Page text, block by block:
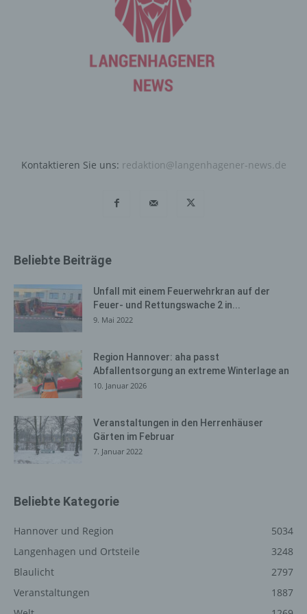
Kontaktieren Sie uns: redaktion@langenhagener-news.de
Beliebte Beiträge
Unfall mit einem Feuerwehrkran auf der
Feuer- und Rettungswache 2 in...
9. Mai 2022
Region Hannover: aha passt
Abfallentsorgung an extreme Winterlage an
10. Januar 2026
Veranstaltungen in den Herrenhäuser
Gärten im Februar
7. Januar 2022
Beliebte Kategorie
Hannover und Region
5034
Langenhagen und Ortsteile
3248
Blaulicht
2797
Veranstaltungen
1887
Benutzers optimiert werden. Cookies ermöglichen uns,
wie bereits erwähnt, die Benutzer unserer Internetseite
wiederzuerkennen. Zweck dieser Wiedererkennung ist
es, den Nutzern die Verwendung unserer Internetseite
zu erleichtern. Der Benutzer einer Internetseite, die
Cookies verwendet, muss beispielsweise nicht bei jedem
eines Warenkorbes im Online-Shop. Der Online-Shop
Internetbrowsers verhindern und damit der Setzung von
bereits gesetzte Cookies jederzeit über einen
Internetbrowser oder andere Softwareprogramme
gelöscht werden. Dies ist in allen gängigen
Internetbrowsern möglich. Deaktiviert die betroffene
Person die Setzung von Cookies in dem genutzten
Internetbrowser, sind unter Umständen nicht alle
Funktionen unserer Internetseite vollumfänglich nutzbar.
Erfassung von allgemeinen Daten
und Informationen
Die Internetseite erfasst mit jedem Aufruf der
Internetseite durch eine betroffene Person oder ein
Daten und Informationen. Diese allgemeinen Daten und
gespeichert. Erfasst werden können die (1) verwendeten
System verwendete Betriebssystem, (3) die
Internetseite, von welcher ein zugreifendes System auf
unsere Internetseite gelangt (sogenannte Referrer), (4)